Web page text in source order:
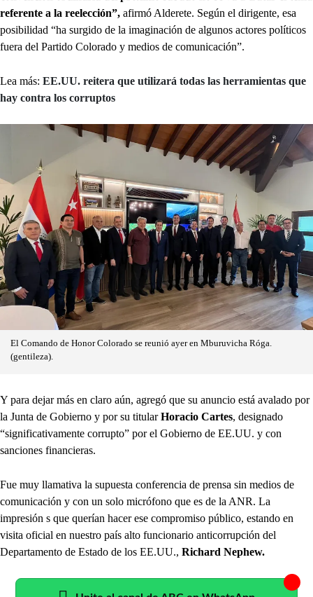
referente a la reelección”, afirmó Alderete. Según el dirigente, esa
posibilidad “ha surgido de la imaginación de algunos actores políticos
fuera del Partido Colorado y medios de comunicación”.
Lea más: EE.UU. reitera que utilizará todas las herramientas que
hay contra los corruptos
El Comando de Honor Colorado se reunió ayer en Mburuvicha Róga.
(gentileza).
Y para dejar más en claro aún, agregó que su anuncio está avalado por
la Junta de Gobierno y por su titularHoracio Cartes, designado
“significativamente corrupto” por el Gobierno de EE.UU. y con
sanciones financieras.
Fue muy llamativa la supuesta conferencia de prensa sin medios de
comunicación y con un solo micrófono que es de la ANR. La
impresión s que querían hacer ese compromiso público, estando en
visita oficial en nuestro país alto funcionario anticorrupción del
Departamento de Estado de los EE.UU., Richard Nephew.